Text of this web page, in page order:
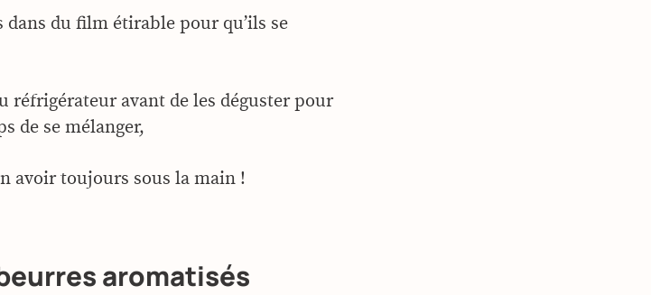
du film étirable pour qu’ils se
réfrigérateur avant de les déguster pour
de se mélanger,
avoir toujours sous la main !
aromatisés